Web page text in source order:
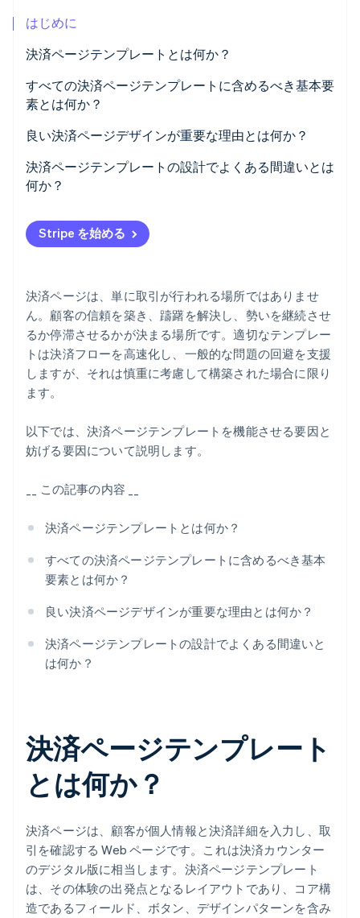
Stripe Sessions 2026
Stripe が AI の経済インフラをどのように構築しているかを
ご覧ください。
こちらをご覧ください
はじめに
決済ページテンプレートとは何か？
すべての決済ページテンプレートに含めるべき基本要
素とは何か？
透明な注文概要
簡潔で目的のある入力フィールド
複数の決済オプション
高度に視認性のある決済ボタン
エラー検証と有用なフィードバック
オプションのプロモまたは割引コードフィールド
進捗インジケーター (マルチステップ決済用)
重要なポリシーへのリンク
ブランドの一貫性
良い決済ページデザインが重要な理由とは何か？
購入完了率に影響する
顧客体験全体を形作る
チームのサポート管理時間を節約する
決済ページテンプレートの設計でよくある間違いとは
何か？
早急に過度な情報を要求する
最後の瞬間まで費用を隠す
貧弱なモバイル体験の提供
ブランド化されていない、または一般的なデザインの
提示
最終ステップから注意をそらす雑然とした要素の追加
Stripe を始める
決済ページは、単に取引が行われる場所ではありませ
ん。顧客の信頼を築き、躊躇を解決し、勢いを継続させ
るか停滞させるかが決まる場所です。適切なテンプレー
トは決済フローを高速化し、一般的な問題の回避を支援
しますが、それは慎重に考慮して構築された場合に限り
ます。
以下では、決済ページテンプレートを機能させる要因と
妨げる要因について説明します。
__ この記事の内容 __
決済ページテンプレートとは何か？
すべての決済ページテンプレートに含めるべき基本
要素とは何か？
良い決済ページデザインが重要な理由とは何か？
決済ページテンプレートの設計でよくある間違いと
は何か？
決済ページテンプレート
とは何か？
決済ページは、顧客が個人情報と決済詳細を入力し、取
引を確認する Web ページです。これは決済カウンター
のデジタル版に相当します。決済ページテンプレート
は、その体験の出発点となるレイアウトであり、コア構
造であるフィールド、ボタン、デザインパターンを含み